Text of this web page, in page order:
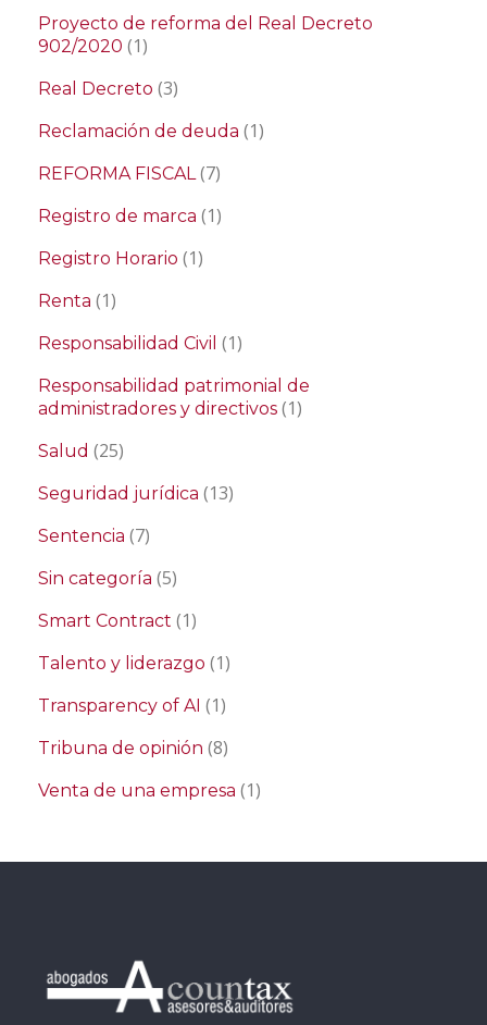
Proyecto de reforma del Real Decreto
902/2020 (1)
Real Decreto (3)
Reclamación de deuda (1)
REFORMA FISCAL(7)
Registro de marca (1)
Registro Horario (1)
Renta (1)
Responsabilidad Civil (1)
Responsabilidad patrimonial de
administradores y directivos (1)
Salud (25)
Seguridad jurídica (13)
Sentencia (7)
Sin categoría (5)
Smart Contract (1)
Talento y liderazgo (1)
Transparency of AI (1)
Tribuna de opinión (8)
Venta de una empresa (1)